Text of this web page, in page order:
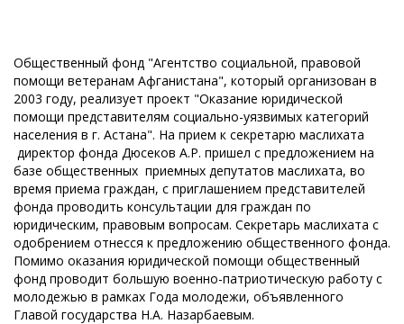
Общественный фонд "Агентство социальной, правовой
помощи ветеранам Афганистана", который организован в
2003 году, реализует проект "Оказание юридической
помощи представителям социально-уязвимых категорий
населения в г. Астана". На прием к секретарю маслихата
директор фонда Дюсеков А.Р. пришел с предложением на
базе общественных приемных депутатов маслихата, во
время приема граждан, с приглашением представителей
фонда проводить консультации для граждан по
юридическим, правовым вопросам. Секретарь маслихата с
одобрением отнесся к предложению общественного фонда.
Помимо оказания юридической помощи общественный
фонд проводит большую военно-патриотическую работу с
молодежью в рамках Года молодежи, объявленного
Главой государства Н.А. Назарбаевым.